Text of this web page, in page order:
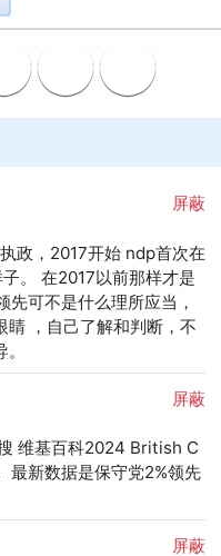
屏蔽
政，2017开始 ndp首次在
。 在2017以前那样才是
先可不是什么理所应当，
睛 ，自己了解和判断，不
屏蔽
维基百科2024 British C
新数据是保守党2%领先
屏蔽